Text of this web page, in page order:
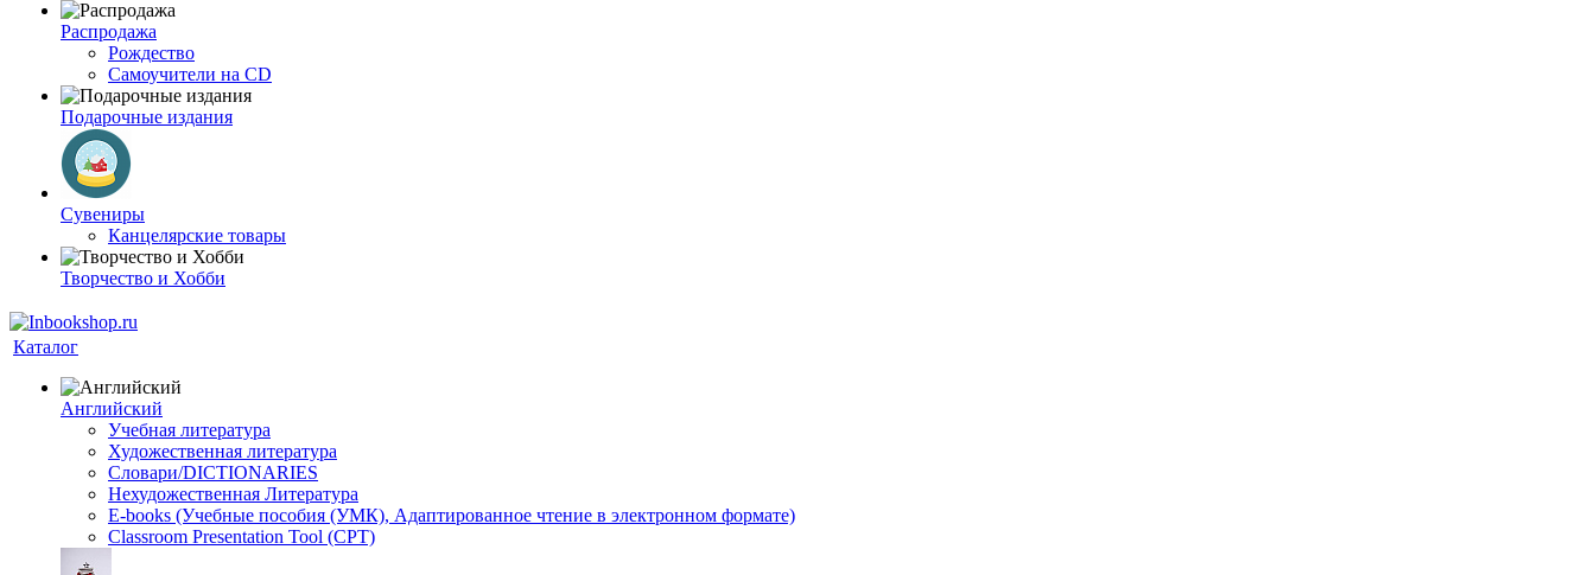
Распродажа
Рождество
Самоучители на CD
Подарочные издания
Сувениры
Канцелярские товары
Творчество и Хобби
Каталог
Английский
Учебная литература
Художественная литература
Словари/DICTIONARIES
Нехудожественная Литература
E-books (Учебные пособия (УМК), Адаптированное чтение в электронном формате)
Classroom Presentation Tool (CPT)